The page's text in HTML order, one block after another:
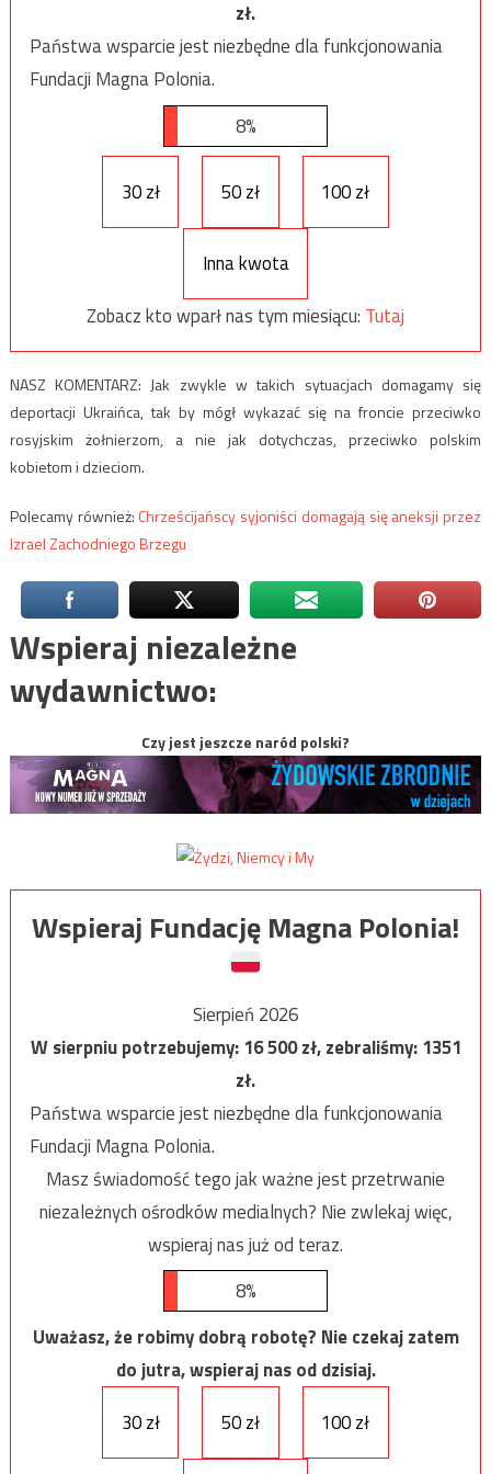
zł.
Państwa wsparcie jest niezbędne dla funkcjonowania
Fundacji Magna Polonia.
8%
30 zł 50 zł 100 zł
Inna kwota
Zobacz kto wparł nas tym miesiącu: Tutaj
NASZ KOMENTARZ: Jak zwykle w takich sytuacjach domagamy się
deportacji Ukraińca, tak by mógł wykazać się na froncie przeciwko
rosyjskim żołnierzom, a nie jak dotychczas, przeciwko polskim
kobietom i dzieciom.
Polecamy również: Chrześcijańscy syjoniści domagają się aneksji przez
Izrael Zachodniego Brzegu
Wspieraj niezależne
wydawnictwo:
Czy jest jeszcze naród polski?
Wspieraj Fundację Magna Polonia!
Sierpień 2026
W sierpniu potrzebujemy:16 500zł, zebraliśmy:1351
zł.
Państwa wsparcie jest niezbędne dla funkcjonowania
Fundacji Magna Polonia.
Masz świadomość tego jak ważne jest przetrwanie
niezależnych ośrodków medialnych? Nie zwlekaj więc,
wspieraj nas już od teraz.
8%
Uważasz, że robimy dobrą robotę? Nie czekaj zatem
do jutra, wspieraj nas od dzisiaj.
30 zł
50 zł 100 zł